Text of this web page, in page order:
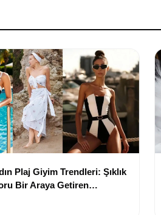
Plaj Giyim Trendleri: Şıklık
Bir Araya Getiren